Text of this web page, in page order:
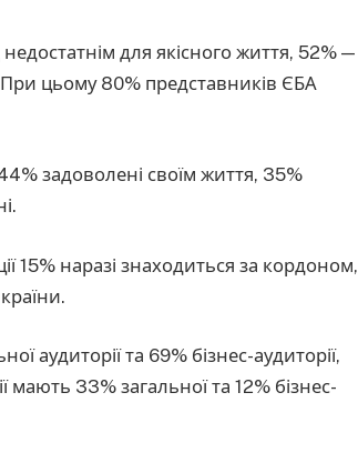
для якісного життя, 52% —
При цьому 80% представників ЄБА
задоволені своїм життя, 35%
15% наразі знаходиться за кордоном,
аудиторії та 69% бізнес-аудиторії,
33% загальної та 12% бізнес-